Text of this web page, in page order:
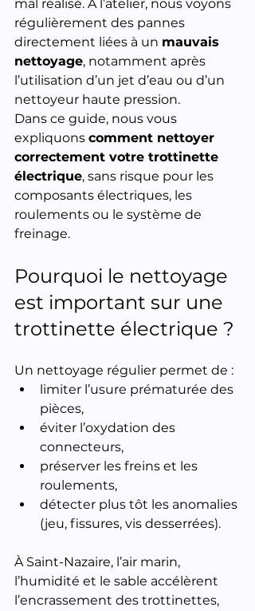
mal réalisé. À l’atelier, nous voyons
régulièrement des pannes
directement liées à un mauvais
nettoyage, notamment après
l’utilisation d’un jet d’eau ou d’un
nettoyeur haute pression.
Dans ce guide, nous vous
expliquons comment nettoyer
correctement votre trottinette
électrique, sans risque pour les
composants électriques, les
roulements ou le système de
freinage.
Pourquoi le nettoyage
est important sur une
trottinette électrique ?
Un nettoyage régulier permet de :
limiter l’usure prématurée des
pièces,
éviter l’oxydation des
connecteurs,
préserver les freins et les
roulements,
détecter plus tôt les anomalies
(jeu, fissures, vis desserrées).
À Saint-Nazaire, l’air marin,
l’humidité et le sable accélèrent
l’encrassement des trottinettes,